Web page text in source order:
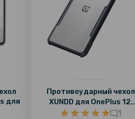
для
Противоударный чехол
XUNDD для OnePlus 12,
Black
1